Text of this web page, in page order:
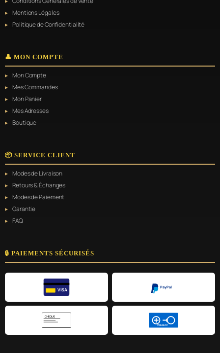
Mentions Légales
Politique de Confidentialité
👤 MON COMPTE
Mon Compte
Mes Commandes
Mon Panier
Mes Adresses
Boutique
📦 SERVICE CLIENT
Modes de Livraison
Retours & Échanges
Modes de Paiement
Garantie
FAQ
🔒 PAIEMENTS SÉCURISÉS
VISA
PayPal
CHÈQUE
VIREMENT